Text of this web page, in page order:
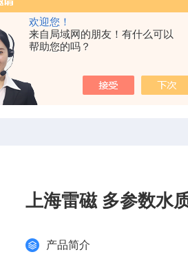
欢迎您！
来自局域网的朋友！有什么可以
帮助您的吗？
1G上海青浦绿洲粮食谷物水分测定
当前位置：首页 产品中心
上海雷磁 多参数水
产品简介